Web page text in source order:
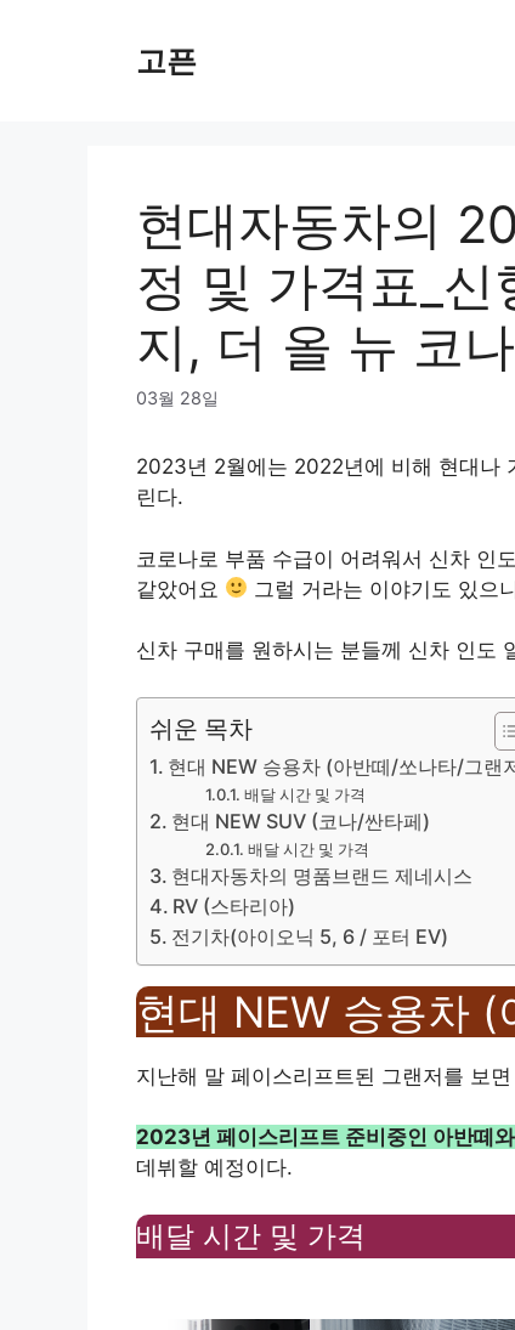
고픈
현대자동차의
정 및 가격표_
지, 더 올 뉴 코
03월 28일
2023년 2월에는 2022년에 비해 현대나
린다.
코로나로 부품 수급이 어려워서 신차 인
같았어요
그럴 거라는 이야기도 있으
신차 구매를 원하시는 분들께 신차 인도
쉬운 목차
현대 NEW 승용차 (아반떼/쏘나타/그랜
배달 시간 및 가격
현대 NEW SUV (코나/싼타페)
배달 시간 및 가격
현대자동차의 명품브랜드 제네시스
RV (스타리아)
전기차(아이오닉 5, 6 / 포터 EV)
현대 NEW 승용차
지난해 말 페이스리프트된 그랜저를 보
2023년 페이스리프트 준비중인 아반떼
데뷔할 예정이다.
배달 시간 및 가격